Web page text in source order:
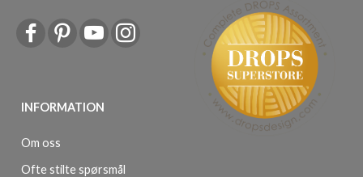
INFORMATION
Om oss
Ofte stilte spørsmål